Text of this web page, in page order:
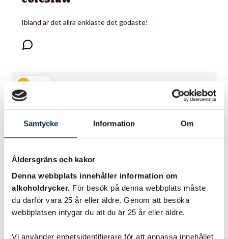
Samtycke Information Om
Åldersgräns och kakor
Denna webbplats innehåller information om
alkoholdrycker. För besök på denna webbplats måste
du därför vara 25 år eller äldre. Genom att besöka
webbplatsen intygar du att du är 25 år eller äldre.
Vi använder enhetsidentifierare för att anpassa innehållet
Ibland är det allra enklaste det godaste!